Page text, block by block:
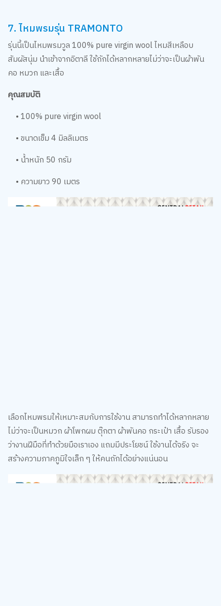
7. ไหมพรมรุ่น TRAMONTO
รุ่นนี้เป็นไหมพรมวูล 100% pure virgin wool ไหมสีเหลือบ
สัมผัสนุ่ม นำเข้าจากอิตาลี ใช้ถักได้หลากหลายไม่ว่าจะเป็นผ้าพัน
คอ หมวก และเสื้อ
คุณสมบัติ
• 100% pure virgin wool
• ขนาดเข็ม 4 มิลลิเมตร
• น้ำหนัก 50 กรัม
• ความยาว 90 เมตร
เลือกไหมพรมให้เหมาะสมกับการใช้งาน สามารถทำได้หลากหลาย
ไม่ว่าจะเป็นหมวก ผ้าโพกผม ตุ๊กตา ผ้าพันคอ กระเป๋า เสื้อ รับรอง
ว่างานฝีมือที่ทำด้วยมือเราเอง แถมมีประโยชน์ ใช้งานได้จริง จะ
สร้างความภาคภูมิใจเล็ก ๆ ให้คนถักได้อย่างแน่นอน